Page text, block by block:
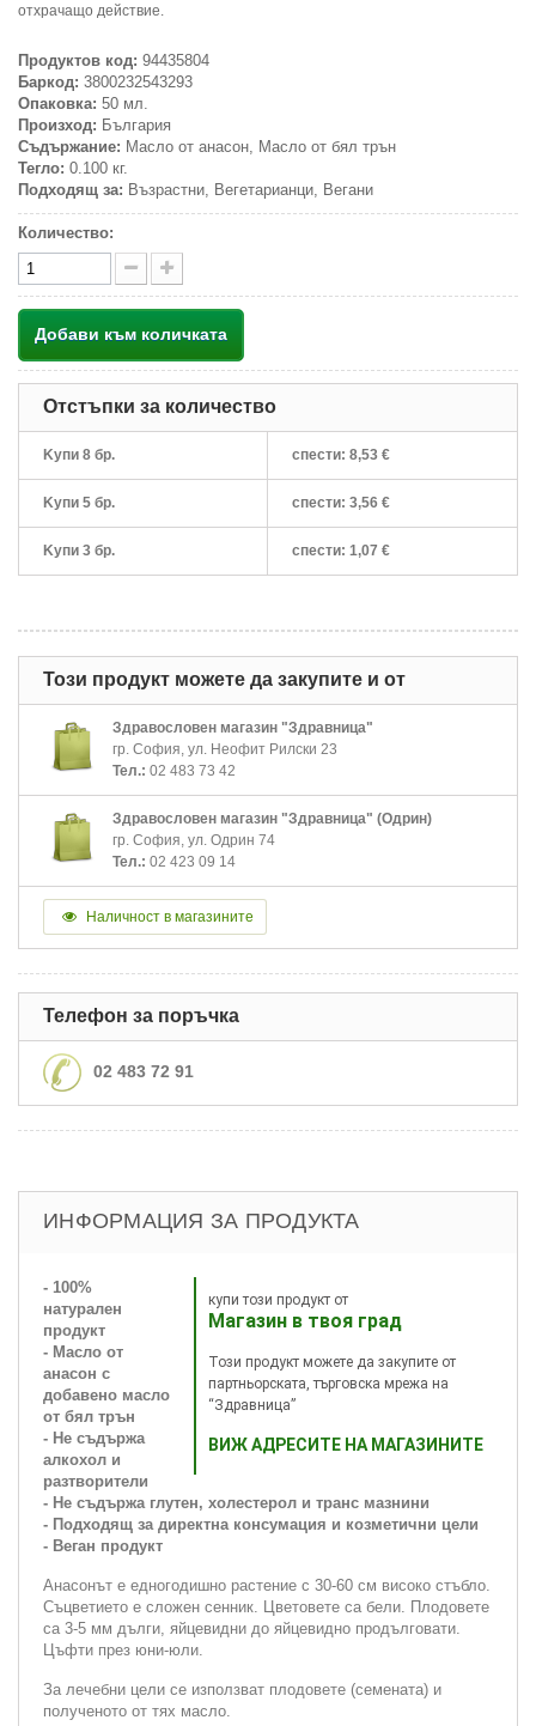
отхрачащо действие.
Продуктов код: 94435804
Баркод: 3800232543293
Опаковка: 50 мл.
Произход: България
Съдържание: Масло от анасон, Масло от бял трън
Тегло: 0.100 кг.
Подходящ за: Възрастни, Вегетарианци, Вегани
Количество:
Добави към количката
Отстъпки за количество
Kупи 8 бр. спести: 8,53 €
Kупи 5 бр. спести: 3,56 €
Kупи 3 бр. спести: 1,07 €
Този продукт можете да закупите и от
Здравословен магазин "Здравница"
гр. София, ул. Неофит Рилски 23
Тел.: 02 483 73 42
Здравословен магазин "Здравница" (Одрин)
гр. София, ул. Одрин 74
Тел.: 02 423 09 14
Наличност в магазините
Телефон за поръчка
02 483 72 91
ИНФОРМАЦИЯ ЗА ПРОДУКТА
купи този продукт от
Магазин в твоя град
Този продукт можете да закупите от
партньорската, търговска мрежа на
“Здравница”
ВИЖ АДРЕСИТЕ НА МАГАЗИНИТЕ
- 100%
натурален
продукт
- Масло от
анасон с
добавено масло
от бял трън
- Не съдържа
алкохол и
разтворители
- Не съдържа глутен, холестерол и транс мазнини
- Подходящ за директна консумация и козметични цели
- Веган продукт
Анасонът е едногодишно растение с 30-60 см високо стъбло.
Съцветието е сложен сенник. Цветовете са бели. Плодовете
са 3-5 мм дълги, яйцевидни до яйцевидно продълговати.
Цъфти през юни-юли.
За лечебни цели се използват плодовете (семената) и
полученото от тях масло.